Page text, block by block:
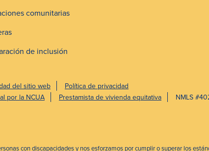
comunitarias
de inclusión
del sitio web
Política de privacidad
por la NCUA Prestamista de vivienda equitativa NMLS
con discapacidades y nos esforzamos por cumplir o superar los